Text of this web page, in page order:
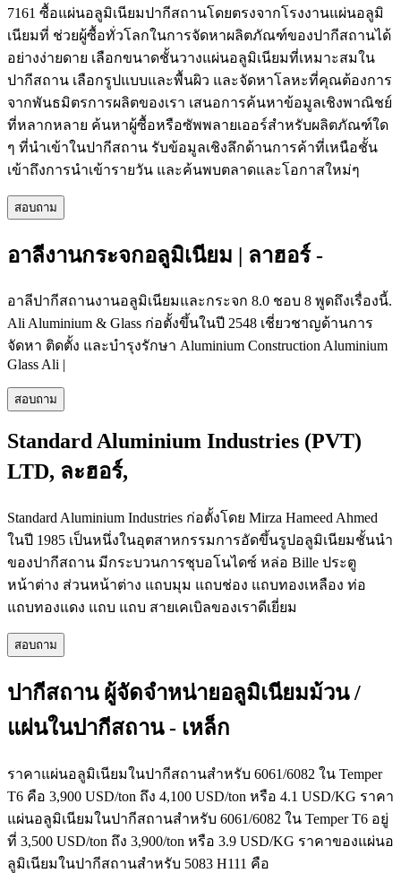
7161 ซื้อแผ่นอลูมิเนียมปากีสถานโดยตรงจากโรงงานแผ่นอลูมิ
เนียมที่ ช่วยผู้ซื้อทั่วโลกในการจัดหาผลิตภัณฑ์ของปากีสถานได้
อย่างง่ายดาย เลือกขนาดชั้นวางแผ่นอลูมิเนียมที่เหมาะสมใน
ปากีสถาน เลือกรูปแบบและพื้นผิว และจัดหาโลหะที่คุณต้องการ
จากพันธมิตรการผลิตของเรา เสนอการค้นหาข้อมูลเชิงพาณิชย์
ที่หลากหลาย ค้นหาผู้ซื้อหรือซัพพลายเออร์สำหรับผลิตภัณฑ์ใด
ๆ ที่นำเข้าในปากีสถาน รับข้อมูลเชิงลึกด้านการค้าที่เหนือชั้น
เข้าถึงการนำเข้ารายวัน และค้นพบตลาดและโอกาสใหม่ๆ
สอบถาม
อาลีงานกระจกอลูมิเนียม | ลาฮอร์ -
อาลีปากีสถานงานอลูมิเนียมและกระจก 8.0 ชอบ 8 พูดถึงเรื่องนี้.
Ali Aluminium & Glass ก่อตั้งขึ้นในปี 2548 เชี่ยวชาญด้านการ
จัดหา ติดตั้ง และบำรุงรักษา Aluminium Construction Aluminium
Glass Ali |
สอบถาม
Standard Aluminium Industries (PVT)
LTD, ละฮอร์,
Standard Aluminium Industries ก่อตั้งโดย Mirza Hameed Ahmed
ในปี 1985 เป็นหนึ่งในอุตสาหกรรมการอัดขึ้นรูปอลูมิเนียมชั้นนำ
ของปากีสถาน มีกระบวนการชุบอโนไดซ์ หล่อ Bille ประตู
หน้าต่าง ส่วนหน้าต่าง แถบมุม แถบช่อง แถบทองเหลือง ท่อ
แถบทองแดง แถบ แถบ สายเคเบิลของเราดีเยี่ยม
สอบถาม
ปากีสถาน ผู้จัดจำหน่ายอลูมิเนียมม้วน /
แผ่นในปากีสถาน - เหล็ก
ราคาแผ่นอลูมิเนียมในปากีสถานสำหรับ 6061/6082 ใน Temper
T6 คือ 3,900 USD/ton ถึง 4,100 USD/ton หรือ 4.1 USD/KG ราคา
แผ่นอลูมิเนียมในปากีสถานสำหรับ 6061/6082 ใน Temper T6 อยู่
ที่ 3,500 USD/ton ถึง 3,900/ton หรือ 3.9 USD/KG ราคาของแผ่นอ
ลูมิเนียมในปากีสถานสำหรับ 5083 H111 คือ